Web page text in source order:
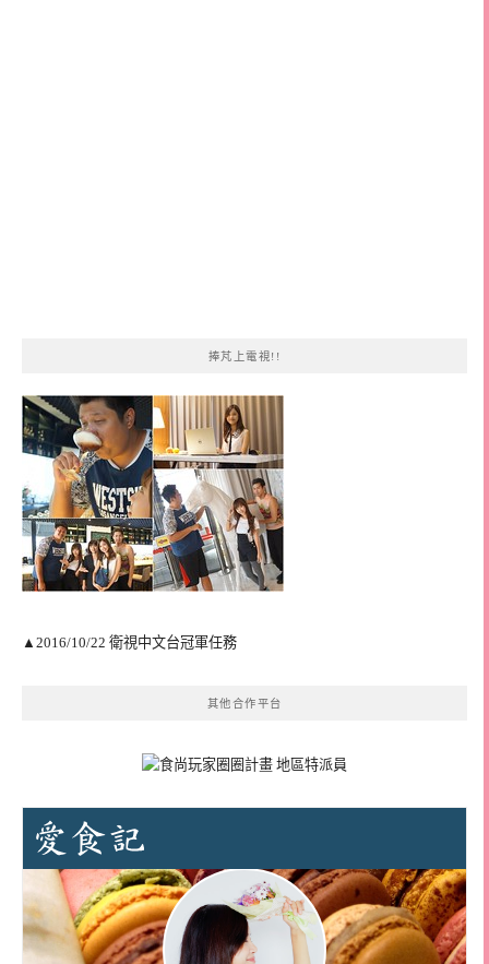
捧芃上電視!!
▲2016/10/22 衛視中文台冠軍任務
其他合作平台